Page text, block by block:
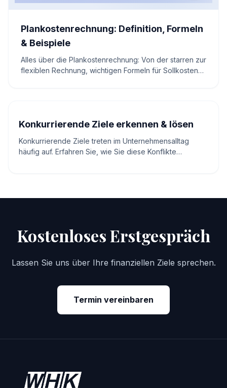
Plankostenrechnung: Definition, Formeln
& Beispiele
Alles über die Plankostenrechnung: Von der starren zur
flexiblen Rechnung, wichtigen Formeln für Sollkosten
Konkurrierende Ziele erkennen & lösen
Konkurrierende Ziele treten im Unternehmensalltag
häufig auf. Erfahren Sie, wie Sie diese Konflikte
Kostenloses Erstgespräch
Lassen Sie uns über Ihre finanziellen Ziele sprechen.
Termin vereinbaren